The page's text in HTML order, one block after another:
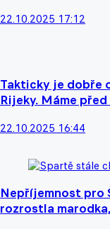
22.10.2025 17:12
Takticky je dobře
Rijeky. Máme
22.10.2025 16:44
Nepříjemnost pro
rozrostla